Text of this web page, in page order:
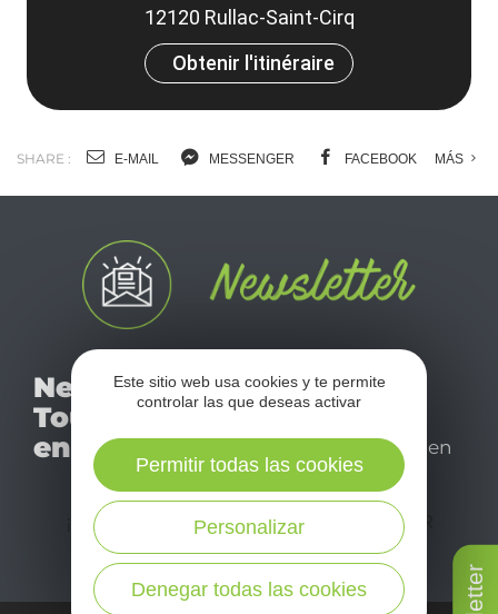
12120 Rullac-Saint-Cirq
Obtenir l'itinéraire
SHARE : E-MAIL MESSENGER FACEBOOK MÁS
Newsletter
Tourismo
en Aveyron
mensual newsletter y
disfrutar de su estancia en
el Aveyron.
¡SUSCRÍBASE A NUESTRO NEWSLETTER
AQUÍ!
Este sitio web usa cookies y te permite
controlar las que deseas activar
Denegar todas las cookies
Personalizar
Permitir todas las cookies